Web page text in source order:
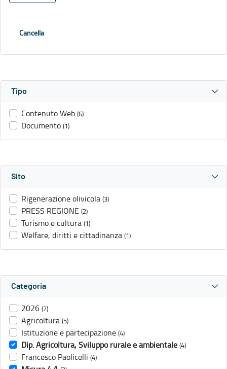
Cancella
Tipo
Contenuto Web (6)
Documento (1)
Sito
Rigenerazione olivicola (3)
PRESS REGIONE (2)
Turismo e cultura (1)
Welfare, diritti e cittadinanza (1)
Categoria
2026 (7)
Agricoltura (5)
Istituzione e partecipazione (4)
Dip. Agricoltura, Sviluppo rurale e ambientale (4)
Francesco Paolicelli (4)